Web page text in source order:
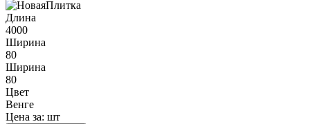
Длина
4000
Ширина
80
Ширина
80
Цвет
Венге
Цена за: шт